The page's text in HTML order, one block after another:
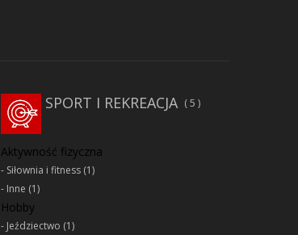
SPORT I REKREACJA 5
Aktywność fizyczna
Siłownia i fitness(1)
Inne (1)
Hobby
Jeździectwo (1)